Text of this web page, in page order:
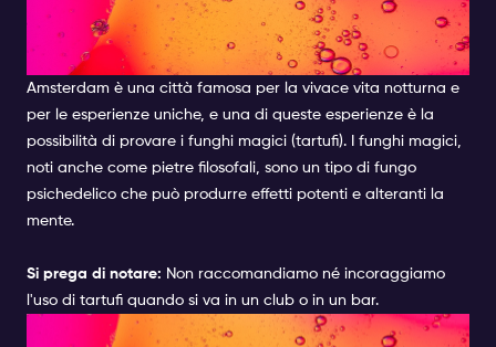
MAGICI (TARTUFI) AD
AMSTERDAM
Amsterdam è una città famosa per la vivace vita notturna e
per le esperienze uniche, e una di queste esperienze è la
possibilità di provare i funghi magici (tartufi). I funghi magici,
noti anche come pietre filosofali, sono un tipo di fungo
psichedelico che può produrre effetti potenti e alteranti la
mente.
Si prega di notare: Non raccomandiamo né incoraggiamo
l'uso di tartufi quando si va in un club o in un bar.
DOVE ACQUISTARE I FUNGHI